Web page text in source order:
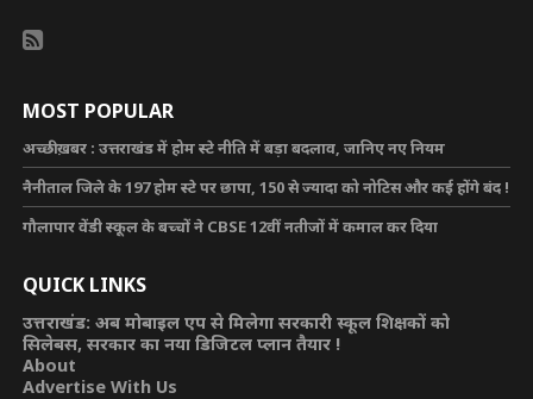
MOST POPULAR
अच्छी ख़बर : उत्तराखंड में होम स्टे नीति में बड़ा बदलाव, जानिए नए नियम
नैनीताल जिले के 197 होम स्टे पर छापा, 150 से ज्यादा को नोटिस और कई होंगे बंद !
गौलापार वेंडी स्कूल के बच्चों ने CBSE 12वीं नतीजों में कमाल कर दिया
QUICK LINKS
उत्तराखंड: अब मोबाइल एप से मिलेगा सरकारी स्कूल शिक्षकों को
सिलेबस, सरकार का नया डिजिटल प्लान तैयार !
About
Advertise With Us